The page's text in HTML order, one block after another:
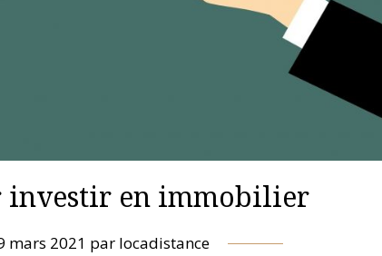
investir en immobilier
mars 2021 par locadistance